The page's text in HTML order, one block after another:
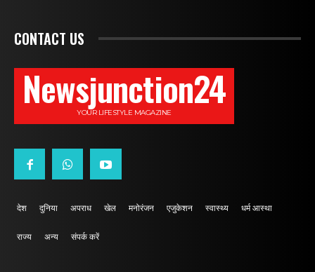
CONTACT US
Newsjunction24
YOUR LIFESTYLE MAGAZINE
देश दुनिया अपराध खेल मनोरंजन एजुकेशन स्वास्थ्य धर्म आस्था
राज्य अन्य संपर्क करें